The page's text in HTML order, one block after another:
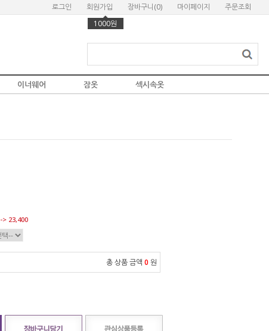
로그인
회원가입
1000원
장바구니(0) 마이페이지 주문조회
이너웨어 잠옷 섹시속옷
-> 23,400
총 상품 금액 0 원